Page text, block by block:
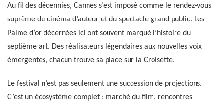
Au fil des décennies, Cannes s’est imposé comme le rendez-vous
suprême du cinéma d’auteur et du spectacle grand public. Les
Palme d’or décernées ici ont souvent marqué l’histoire du
septième art. Des réalisateurs légendaires aux nouvelles voix
émergentes, chacun trouve sa place sur la Croisette.
Le festival n’est pas seulement une succession de projections.
C’est un écosystème complet : marché du film, rencontres